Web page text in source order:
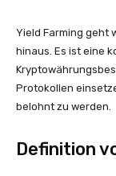
Yield Farming geht
hinaus. Es ist eine
Protokollen
belohnt zu werden.
Definition